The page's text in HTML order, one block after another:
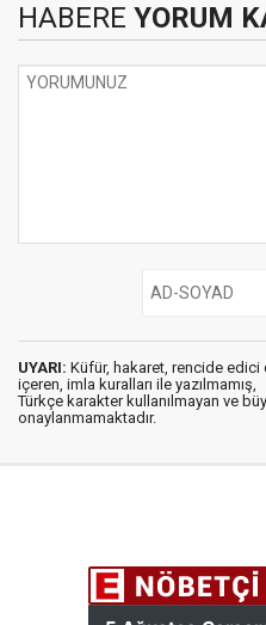
HABERE YORUM
UYARI: Küfür, hakaret, rencide edici
içeren, imla kuralları ile yazılmamış,
Türkçe karakter kullanılmayan ve
onaylanmamaktadır.